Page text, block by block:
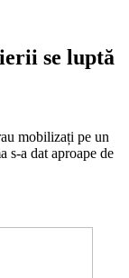
se luptă
mobilizați pe un
s-a dat aproape de